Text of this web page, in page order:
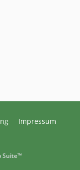
Impressum
Suite™